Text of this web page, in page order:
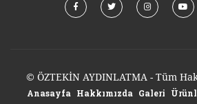
© ÖZTEKİN AYDINLATMA - Tüm
Anasayfa Hakkımızda Galeri